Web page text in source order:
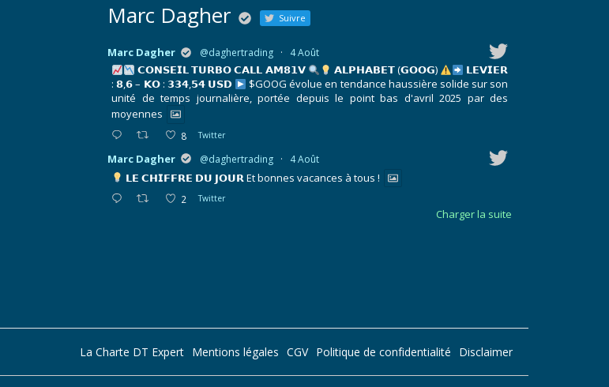
Marc Dagher Suivre
Marc Dagher @daghertrading · 4 Août
𝗖𝗢𝗡𝗦𝗘𝗜𝗟 𝗧𝗨𝗥𝗕𝗢 𝗖𝗔𝗟𝗟 𝗔𝗠𝟴𝟭𝗩 𝗔𝗟𝗣𝗛𝗔𝗕𝗘𝗧 (𝗚𝗢𝗢𝗚)
𝗟𝗘𝗩𝗜𝗘𝗥
: 𝟴,𝟲 – 𝗞𝗢 : 𝟯𝟯𝟰,𝟱𝟰 𝗨𝗦𝗗
$GOOG évolue en tendance haussière solide sur son
unité de temps journalière, portée depuis le point bas d'avril 2025 par des
moyennes
8 Twitter
Marc Dagher @daghertrading · 4 Août
𝗟𝗘 𝗖𝗛𝗜𝗙𝗙𝗥𝗘 𝗗𝗨 𝗝𝗢𝗨𝗥Et bonnes vacances à tous !
2 Twitter
Charger la suite
La Charte DT Expert Mentions légales CGV Politique de confidentialité Disclaimer